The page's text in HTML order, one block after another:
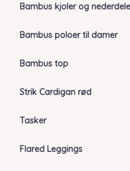
Bambus kjoler og nederdele
Bambus poloer til damer
Bambus top
Strik Cardigan rød
Tasker
Flared Leggings